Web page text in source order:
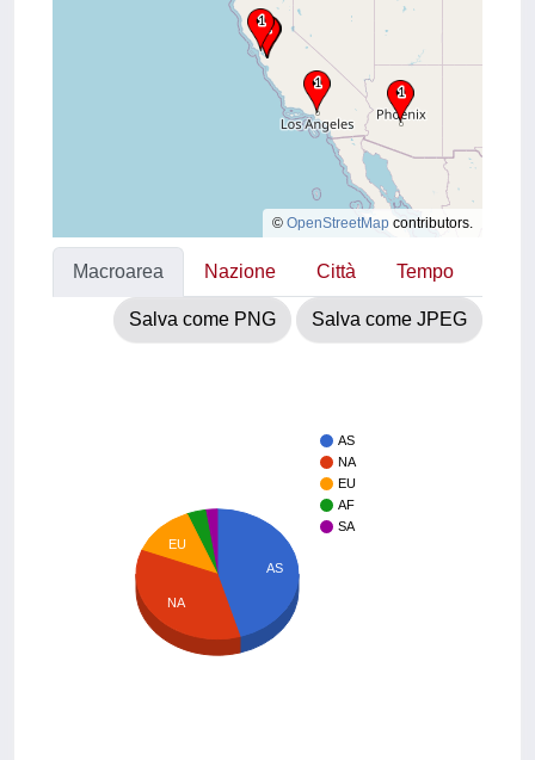
© OpenStreetMap contributors.
Macroarea Nazione Città Tempo
Salva come PNG Salva come JPEG
AS
NA
EU
AF
SA
AS
EU
NA